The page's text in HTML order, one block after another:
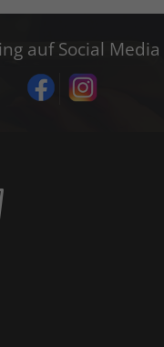
auf Social Media